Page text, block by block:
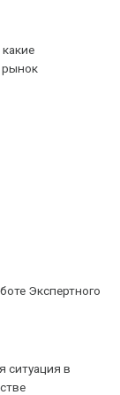
рынок
Экспертного
ситуация в